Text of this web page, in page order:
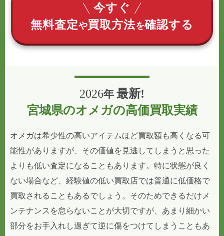
今すぐ
無料査定や買取方法を確認する
2026年 最新!
宮城県のオメガの高価買取実績
オメガは希少性の高いアイテムほど買取額も高くなる可
能性がありますが、その価値を見逃してしまうと思った
よりも低い査定になることもあります。特に状態が良く
ない場合など、経験値の低い買取店では普通に低価格で
買取されることもあるでしょう。そのためできるだけメ
ンテナンスを怠らないことが大切ですが、あまり細かい
部分をお手入れし過ぎて逆に傷をつけてしまうこともあ